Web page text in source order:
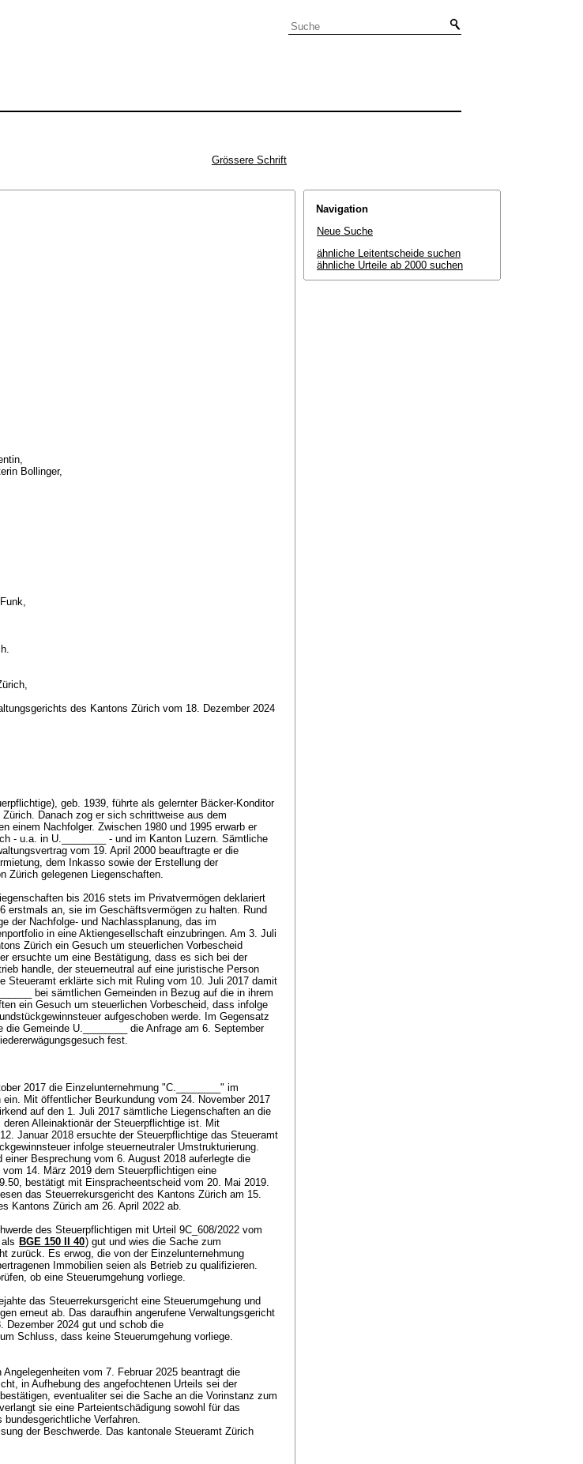
Grössere Schrift
Bollinger,
des Kantons Zürich vom 18. Dezember 2024
geb. 1939, führte als gelernter Bäcker-Konditor
Danach zog er sich schrittweise aus dem
einem Nachfolger. Zwischen 1980 und 1995 erwarb er
- u.a. in U.________ - und im Kanton Luzern. Sämtliche
vom 19. April 2000 beauftragte er die
dem Inkasso sowie der Erstellung der
Zürich gelegenen Liegenschaften.
bis 2016 stets im Privatvermögen deklariert
erstmals an, sie im Geschäftsvermögen zu halten. Rund
der Nachfolge- und Nachlassplanung, das im
in eine Aktiengesellschaft einzubringen. Am 3. Juli
Zürich ein Gesuch um steuerlichen Vorbescheid
ersuchte um eine Bestätigung, dass es sich bei der
handle, der steuerneutral auf eine juristische Person
Steueramt erklärte sich mit Ruling vom 10. Juli 2017 damit
bei sämtlichen Gemeinden in Bezug auf die in ihrem
ein Gesuch um steuerlichen Vorbescheid, dass infolge
aufgeschoben werde. Im Gegensatz
die Gemeinde U.________ die Anfrage am 6. September
fest.
2017 die Einzelunternehmung "C.________" im
Mit öffentlicher Beurkundung vom 24. November 2017
auf den 1. Juli 2017 sämtliche Liegenschaften an die
Alleinaktionär der Steuerpflichtige ist. Mit
Januar 2018 ersuchte der Steuerpflichtige das Steueramt
infolge steuerneutraler Umstrukturierung.
einer Besprechung vom 6. August 2018 auferlegte die
14. März 2019 dem Steuerpflichtigen eine
bestätigt mit Einspracheentscheid vom 20. Mai 2019.
das Steuerrekursgericht des Kantons Zürich am 15.
Kantons Zürich am 26. April 2022 ab.
des Steuerpflichtigen mit Urteil 9C_608/2022 vom
BGE 150 II 40) gut und wies die Sache zum
zurück. Es erwog, die von der Einzelunternehmung
Immobilien seien als Betrieb zu qualifizieren.
ob eine Steuerumgehung vorliege.
das Steuerrekursgericht eine Steuerumgehung und
erneut ab. Das daraufhin angerufene Verwaltungsgericht
Dezember 2024 gut und schob die
Schluss, dass keine Steuerumgehung vorliege.
vom 7. Februar 2025 beantragt die
in Aufhebung des angefochtenen Urteils sei der
eventualiter sei die Sache an die Vorinstanz zum
sie eine Parteientschädigung sowohl für das
Verfahren.
der Beschwerde. Das kantonale Steueramt Zürich
Navigation
Neue Suche
ähnliche Leitentscheide suchen
ähnliche Urteile ab 2000 suchen